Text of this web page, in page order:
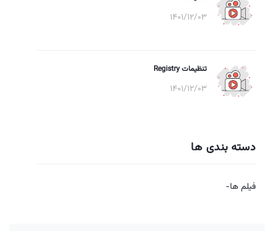
1401/12/03
تنظیمات Registry
1401/12/03
دسته بندی ها
فیلم ها-